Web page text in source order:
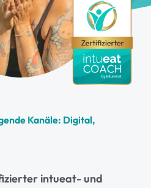
Kanäle: Digital,
intueat- und